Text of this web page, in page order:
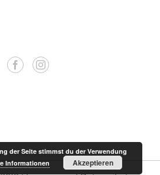
der Seite stimmst du der Verwendung
Informationen Akzeptieren